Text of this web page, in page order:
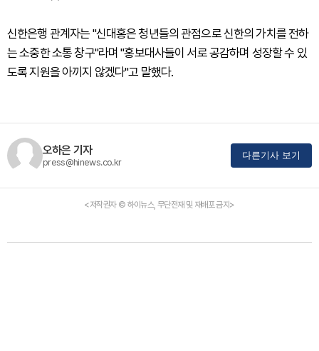
신한은행 관계자는 "신대홍은 청년들의 관점으로 신한의 가치를 전하
는 소중한 소통 창구"라며 "홍보대사들이 서로 공감하며 성장할 수 있
도록 지원을 아끼지 않겠다"고 말했다.
오하은 기자
press@hinews.co.kr
다른기사 보기
<저작권자 © 하이뉴스, 무단전재 및 재배포 금지>